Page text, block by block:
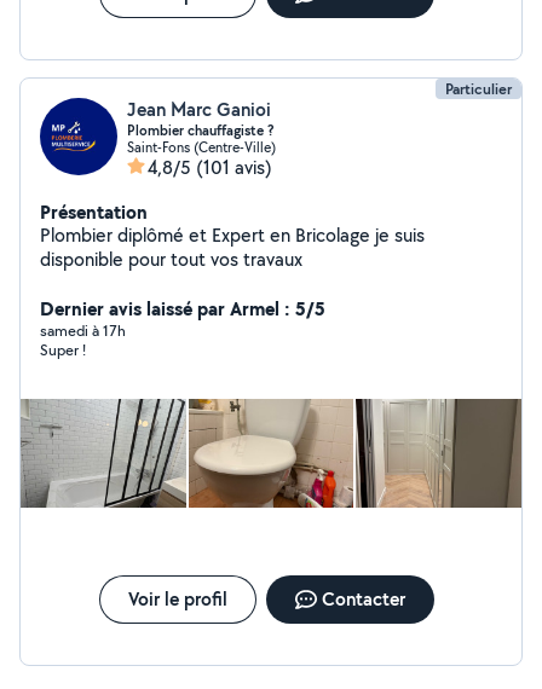
Particulier
Jean Marc Ganioi
Plombier chauffagiste ?️
Saint-Fons (Centre-Ville)
4,8/5 (101 avis)
Présentation
Plombier diplômé et Expert en Bricolage je suis
disponible pour tout vos travaux
Dernier avis laissé par Armel : 5/5
samedi à 17h
Super !
Voir le profil Contacter